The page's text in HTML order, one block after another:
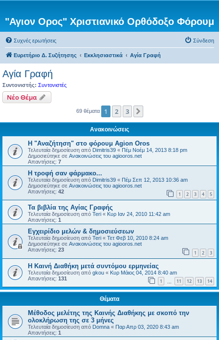
"Αγιον Ορος" Χριστιανικό Ορθόδοξο Φόρουμ
Συχνές ερωτήσεις Σύνδεση
Ευρετήριο Δ. Συζήτησης Εκκλησιαστικά Αγία Γραφή
Αγία Γραφή
Συντονιστής: Συντονιστές
Νέο Θέμα
69 θέματα 1 2 3
Ανακοινώσεις
Η "Αναζήτηση" στο φόρουμ Agion Oros
Τελευταία δημοσίευση από Dimitris39 « Πέμ Νοέμ 14, 2013 8:18 pm
Δημοσιεύτηκε σε Ανακοινώσεις του agiooros.net
Απαντήσεις: 7
H τροφή σαν φάρμακο...
Τελευταία δημοσίευση από Dimitris39 « Πέμ Σεπ 12, 2013 10:36 am
Δημοσιεύτηκε σε Ανακοινώσεις του agiooros.net
Απαντήσεις: 42 1 2 3 4 5
Τα βιβλία της Αγίας Γραφής
Τελευταία δημοσίευση από Teri « Κυρ Ιαν 24, 2010 11:42 am
Απαντήσεις: 1
Εγχειρίδιο μελών & δημοσιεύσεων
Τελευταία δημοσίευση από Teri « Τετ Φεβ 10, 2010 8:24 am
Δημοσιεύτηκε σε Ανακοινώσεις του agiooros.net
Απαντήσεις: 23 1 2 3
Η Καινή Διαθήκη μετά συντόμου ερμηνείας
Τελευταία δημοσίευση από gkou « Κυρ Μάιος 04, 2014 8:40 am
Απαντήσεις: 131 1 11 12 13 14
Θέματα
Μέθοδος μελέτης της Καινής Διαθήκης με σκοπό την
ολοκλήρωση της σε 3 μήνες
Τελευταία δημοσίευση από Domna « Παρ Απρ 03, 2020 8:43 am
Απαντήσεις: 1